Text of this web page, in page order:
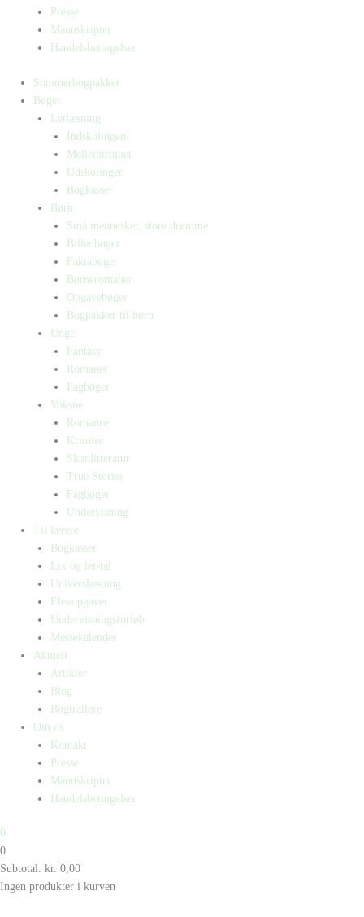
Presse
Manuskripter
Handelsbetingelser
Sommerbogpakker
Bøger
Letlæsning
Indskolingen
Mellemtrinnet
Udskolingen
Bogkasser
Børn
Små mennesker, store drømme
Billedbøger
Faktabøger
Børneromaner
Opgavebøger
Bogpakker til børn
Unge
Fantasy
Romaner
Fagbøger
Voksne
Romance
Krimier
Skønlitteratur
True Stories
Fagbøger
Undervisning
Til lærere
Bogkasser
Lix og let-tal
Universlæsning
Elevopgaver
Undervisningsforløb
Messekalender
Aktuelt
Artikler
Blog
Bogtrailere
Om os
Kontakt
Presse
Manuskripter
Handelsbetingelser
0
0
Subtotal: kr. 0,00
Ingen produkter i kurven